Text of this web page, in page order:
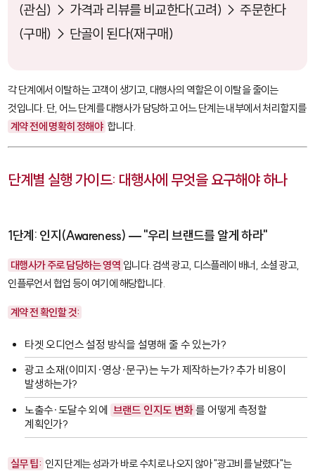
(관심) → 가격과 리뷰를 비교한다(고려) → 주문한다
(구매) → 단골이 된다(재구매)
각 단계에서 이탈하는 고객이 생기고, 대행사의 역할은 이 이탈을 줄이는
것입니다. 단, 어느 단계를 대행사가 담당하고 어느 단계는 내부에서 처리할지를
계약 전에 명확히 정해야 합니다.
단계별 실행 가이드: 대행사에 무엇을 요구해야 하나
1단계: 인지(Awareness) — "우리 브랜드를 알게 하라"
대행사가 주로 담당하는 영역 입니다. 검색 광고, 디스플레이 배너, 소셜 광고,
인플루언서 협업 등이 여기에 해당합니다.
계약 전 확인할 것:
타겟 오디언스 설정 방식을 설명해 줄 수 있는가?
광고 소재(이미지·영상·문구)는 누가 제작하는가? 추가 비용이
발생하는가?
노출수·도달수 외에 브랜드 인지도 변화 를 어떻게 측정할
계획인가?
실무 팁: 인지 단계는 성과가 바로 수치로 나오지 않아 "광고비를 날렸다"는